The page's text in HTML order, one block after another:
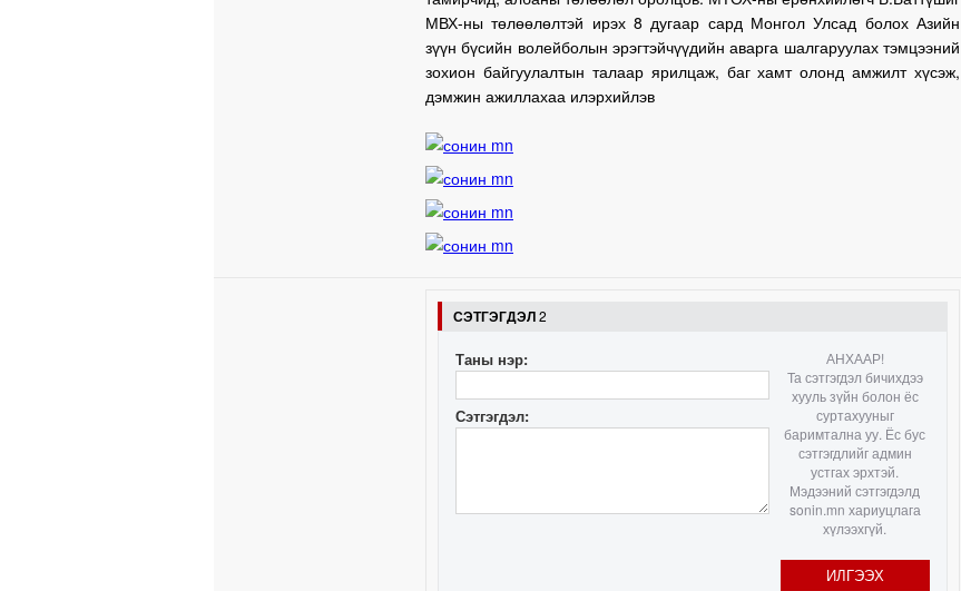
МВХ-ны төлөөлөлтэй ирэх 8 дугаар сард Монгол Улсад болох Азийн
зүүн бүсийн волейболын эрэгтэйчүүдийн аварга шалгаруулах тэмцээний
зохион байгуулалтын талаар ярилцаж, баг хамт олонд амжилт хүсэж,
дэмжин ажиллахаа илэрхийлэв
СЭТГЭГДЭЛ2
Таны нэр:
Сэтгэгдэл:
АНХААР!
Та сэтгэгдэл бичихдээ
хууль зүйн болон ёс
суртахууныг
баримтална уу. Ёс бус
сэтгэгдлийг админ
устгах эрхтэй.
Мэдээний сэтгэгдэлд
sonin.mn хариуцлага
хүлээхгүй.
ИЛГЭЭХ